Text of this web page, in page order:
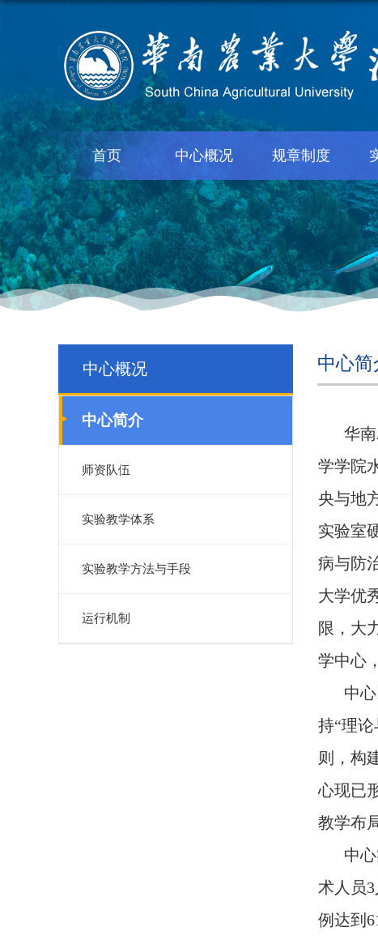
首页 中心概况 规章制度
中心概况
中心简介
师资队伍
实验教学体系
实验教学方法与手段
运行机制
中心简
华
学学院
央与地
实验室
病与防
大学优
限，大
学中心，
中
持“理
则，构
心现已
教学布
中
术人员3
例达到